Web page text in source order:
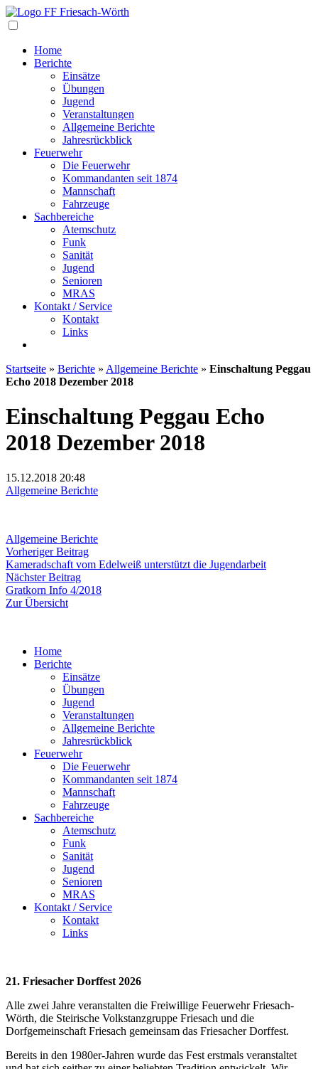
Home
Berichte
Einsätze
Übungen
Jugend
Veranstaltungen
Allgemeine Berichte
Jahresrückblick
Feuerwehr
Die Feuerwehr
Kommandanten seit 1874
Mannschaft
Fahrzeuge
Sachbereiche
Atemschutz
Funk
Sanität
Jugend
Senioren
MRAS
Kontakt / Service
Kontakt
Links
Startseite » Berichte » Allgemeine Berichte » Einschaltung Peggau
Echo 2018 Dezember 2018
Einschaltung Peggau Echo
2018 Dezember 2018
15.12.2018 20:48
Allgemeine Berichte
Allgemeine Berichte
Beitragsnavigation
Vorheriger BeitragVorheriger
Beitrag:
Kameradschaft vom Edelweiß unterstützt die Jugendarbeit
Nächster BeitragNächster
Beitrag:
Gratkorn Info 4/2018
Zur Übersicht
Home
Berichte
Einsätze
Übungen
Jugend
Veranstaltungen
Allgemeine Berichte
Jahresrückblick
Feuerwehr
Die Feuerwehr
Kommandanten seit 1874
Mannschaft
Fahrzeuge
Sachbereiche
Atemschutz
Funk
Sanität
Jugend
Senioren
MRAS
Kontakt / Service
Kontakt
Links
21. Friesacher Dorffest 2026
Alle zwei Jahre veranstalten die Freiwillige Feuerwehr Friesach-
Wörth, die Steirische Volkstanzgruppe Friesach und die
Dorfgemeinschaft Friesach gemeinsam das Friesacher Dorffest.
Bereits in den 1980er-Jahren wurde das Fest erstmals veranstaltet